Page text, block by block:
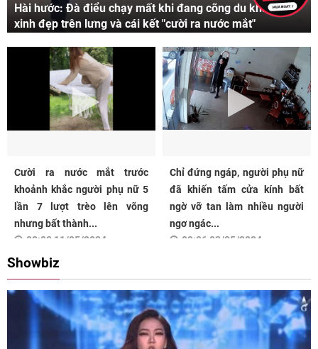
Hài hước: Đà điểu chạy mất khi đang cõng du khách
xinh đẹp trên lưng và cái kết "cười ra nước mắt"
Cười ra nước mắt trước
khoảnh khắc người phụ nữ 5
lần 7 lượt trèo lên võng
nhưng bất thành...
08:00 11/05/2024
Chỉ đứng ngáp, người phụ nữ
đã khiến tấm cửa kính bất
ngờ vỡ tan làm nhiều người
ngơ ngác...
09:06 03/05/2024
Showbiz